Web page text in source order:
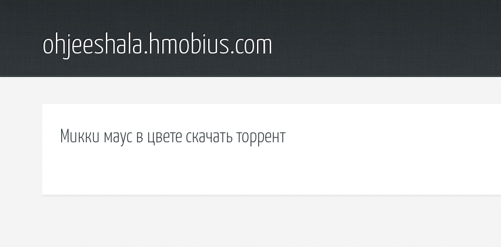
ohjeeshala.hmobius.com
Микки маус в цвете скачать торрент